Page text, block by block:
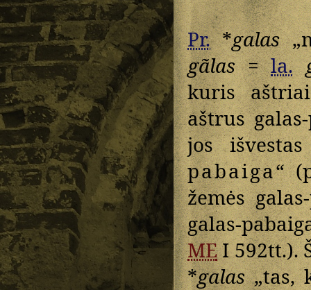
Pr.*galas
gãlas=la.
kuris
aštrus
jos
pabaiga“
žemės
galas-
MEI 592tt.).
*galas„tas,